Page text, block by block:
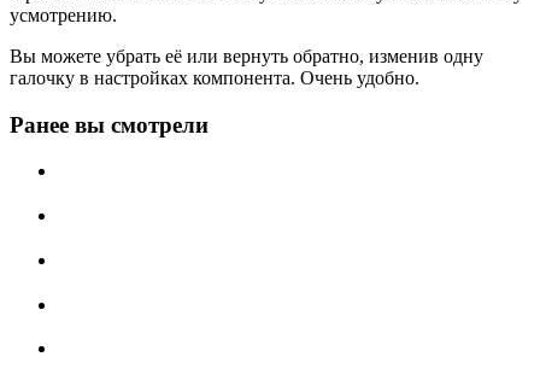
усмотрению.
Вы можете убрать её или вернуть обратно, изменив одну
галочку в настройках компонента. Очень удобно.
Ранее вы смотрели